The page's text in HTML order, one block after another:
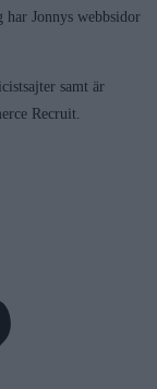
har Jonnys webbsidor
samt är
Recruit.